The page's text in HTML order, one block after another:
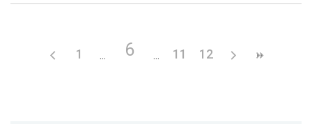
1 6 11 12